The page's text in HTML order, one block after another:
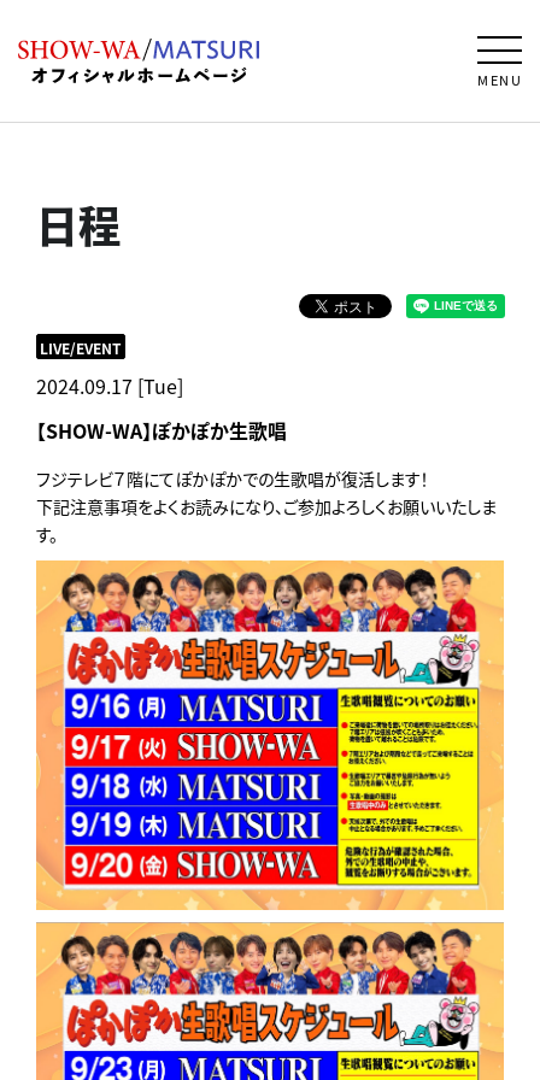
MENU
日程
2024.09.17 [Tue]
LIVE/EVENT
【SHOW-WA】ぽかぽか生歌唱
フジテレビ７階にてぽかぽかでの生歌唱が復活します！
下記注意事項をよくお読みになり、ご参加よろしくお願いいたしま
す。